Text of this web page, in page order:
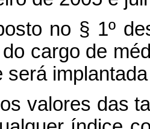
no § 1º
cargo de
será
valores das